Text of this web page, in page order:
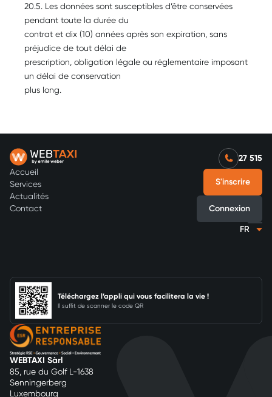
20.5. Les données sont susceptibles d’être conservées
pendant toute la durée du
contrat et dix (10) années après son expiration, sans
préjudice de tout délai de
prescription, obligation légale ou réglementaire imposant
un délai de conservation
plus long.
Footer Menu
Accueil
Services
Actualités
Contact
27 515
S'inscrire
Connexion
Téléchargez l’appli qui vous facilitera la vie !
Il suffit de scanner le code QR
WEBTAXI Sàrl
85, rue du Golf L-1638
Senningerberg
Luxembourg